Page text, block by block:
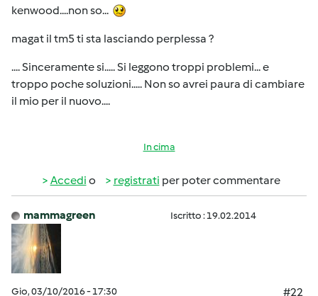
kenwood....non so...
magat il tm5 ti sta lasciando perplessa ?
.... Sinceramente si..... Si leggono troppi problemi... e
troppo poche soluzioni..... Non so avrei paura di cambiare
il mio per il nuovo....
In cima
Accedi o registrati per poter commentare
mammagreen Iscritto : 19.02.2014
Gio, 03/10/2016 - 17:30
#22